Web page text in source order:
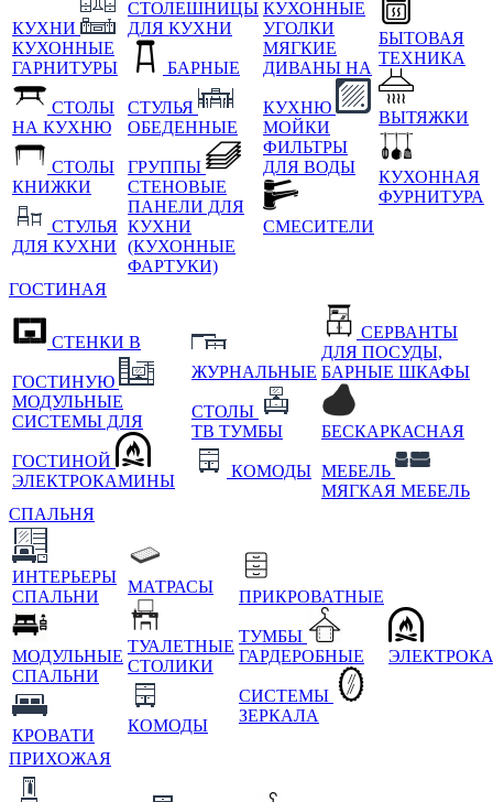
КУХНИ
КУХОННЫЕ
ГАРНИТУРЫ
СТОЛЫ
НА КУХНЮ
СТОЛЫ
КНИЖКИ
СТУЛЬЯ
ДЛЯ КУХНИ
СТОЛЕШНИЦЫ
ДЛЯ КУХНИ
БАРНЫЕ
СТУЛЬЯ
ОБЕДЕННЫЕ
ГРУППЫ
СТЕНОВЫЕ
ПАНЕЛИ ДЛЯ
КУХНИ
(КУХОННЫЕ
ФАРТУКИ)
КУХОННЫЕ
УГОЛКИ
МЯГКИЕ
ДИВАНЫ НА
КУХНЮ
МОЙКИ
ФИЛЬТРЫ
ДЛЯ ВОДЫ
СМЕСИТЕЛИ
БЫТОВАЯ
ТЕХНИКА
ВЫТЯЖКИ
КУХОННАЯ
ФУРНИТУРА
ГОСТИНАЯ
СТЕНКИ В
ГОСТИНУЮ
МОДУЛЬНЫЕ
СИСТЕМЫ ДЛЯ
ГОСТИНОЙ
ЭЛЕКТРОКАМИНЫ
ЖУРНАЛЬНЫЕ
СТОЛЫ
ТВ ТУМБЫ
КОМОДЫ
СЕРВАНТЫ
ДЛЯ ПОСУДЫ,
БАРНЫЕ ШКАФЫ
БЕСКАРКАСНАЯ
МЕБЕЛЬ
МЯГКАЯ МЕБЕЛЬ
СПАЛЬНЯ
ИНТЕРЬЕРЫ
СПАЛЬНИ
МОДУЛЬНЫЕ
СПАЛЬНИ
КРОВАТИ
МАТРАСЫ
ТУАЛЕТНЫЕ
СТОЛИКИ
КОМОДЫ
ПРИКРОВАТНЫЕ
ТУМБЫ
ГАРДЕРОБНЫЕ
СИСТЕМЫ
ЗЕРКАЛА
ПРИХОЖАЯ